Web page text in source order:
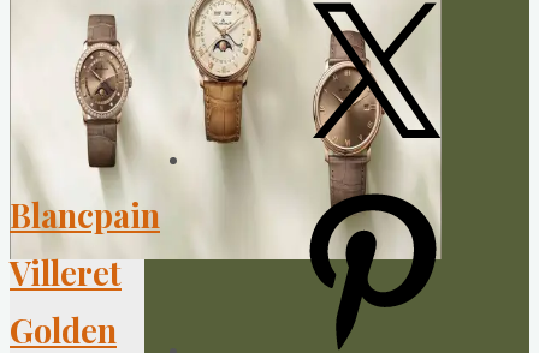
Blancpain
Villeret
Golden